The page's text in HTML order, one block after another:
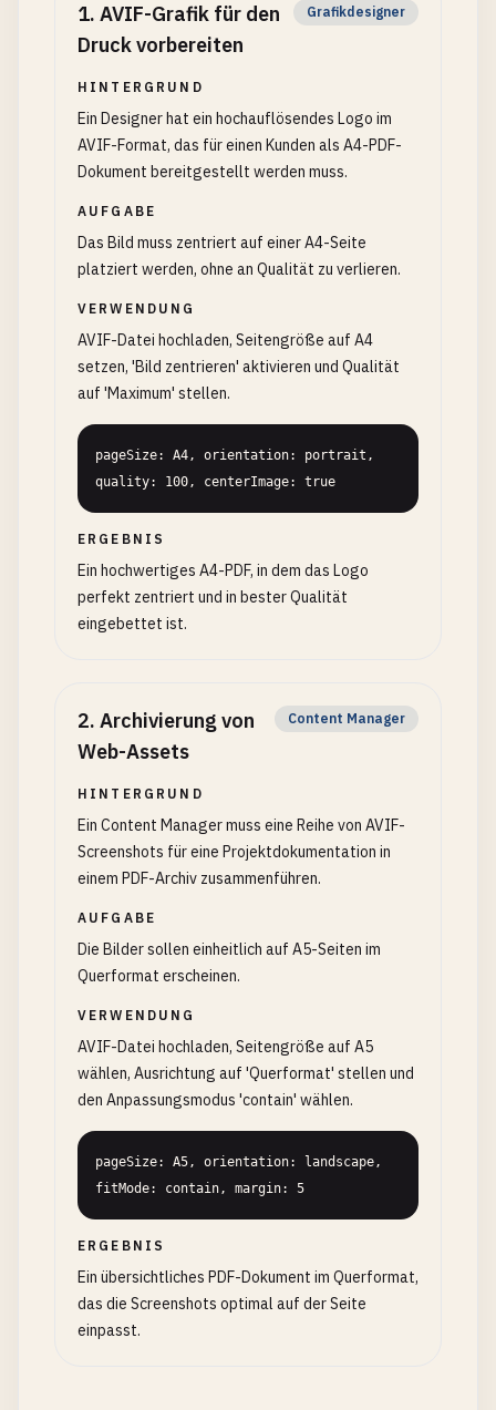
1. AVIF-Grafik für den
Druck vorbereiten
Grafikdesigner
HINTERGRUND
Ein Designer hat ein hochauflösendes Logo im
AVIF-Format, das für einen Kunden als A4-PDF-
Dokument bereitgestellt werden muss.
AUFGABE
Das Bild muss zentriert auf einer A4-Seite
platziert werden, ohne an Qualität zu verlieren.
VERWENDUNG
AVIF-Datei hochladen, Seitengröße auf A4
setzen, 'Bild zentrieren' aktivieren und Qualität
auf 'Maximum' stellen.
pageSize: A4, orientation: portrait,
quality: 100, centerImage: true
ERGEBNIS
Ein hochwertiges A4-PDF, in dem das Logo
perfekt zentriert und in bester Qualität
eingebettet ist.
2. Archivierung von
Web-Assets
Content Manager
HINTERGRUND
Ein Content Manager muss eine Reihe von AVIF-
Screenshots für eine Projektdokumentation in
einem PDF-Archiv zusammenführen.
AUFGABE
Die Bilder sollen einheitlich auf A5-Seiten im
Querformat erscheinen.
VERWENDUNG
AVIF-Datei hochladen, Seitengröße auf A5
wählen, Ausrichtung auf 'Querformat' stellen und
den Anpassungsmodus 'contain' wählen.
pageSize: A5, orientation: landscape,
fitMode: contain, margin: 5
ERGEBNIS
Ein übersichtliches PDF-Dokument im Querformat,
das die Screenshots optimal auf der Seite
einpasst.